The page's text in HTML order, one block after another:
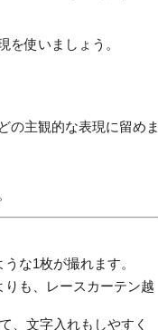
を使いましょう。
の主観的な表現に留めま
な1枚が撮れます。
も、レースカーテン越
、文字入れもしやすく